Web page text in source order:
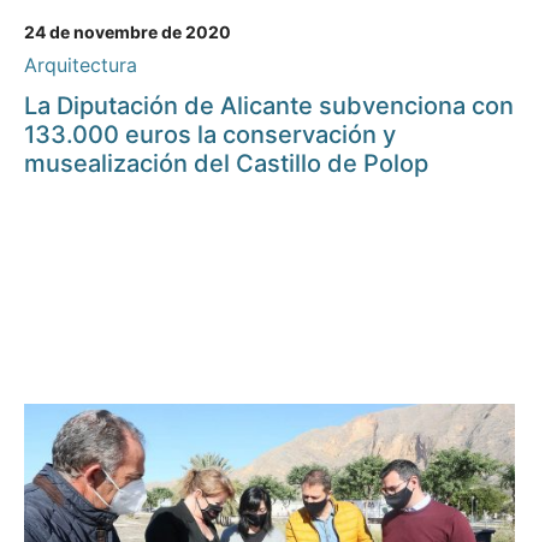
24 de novembre de 2020
Arquitectura
La Diputación de Alicante subvenciona con
133.000 euros la conservación y
musealización del Castillo de Polop